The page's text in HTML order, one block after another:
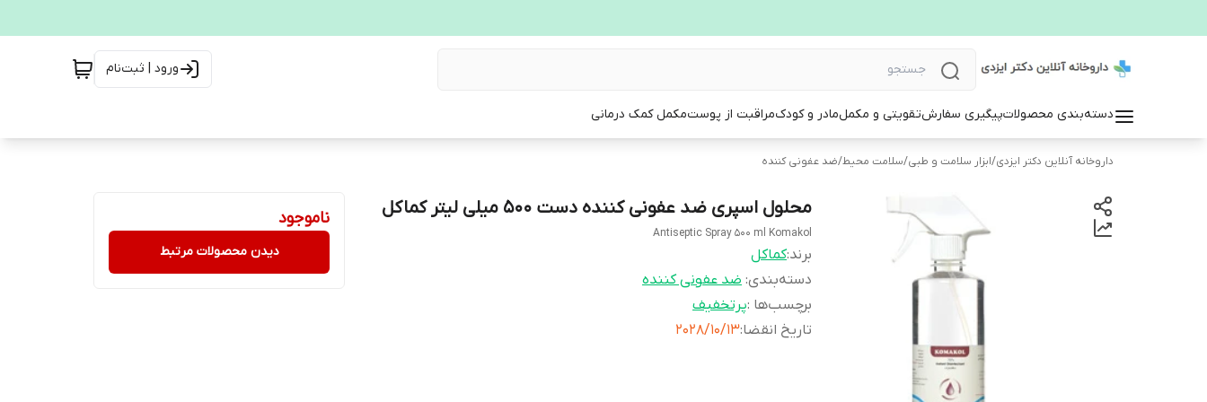
ورود | ثبت‌نام
دسته‌بندی محصولاتپیگیری سفارشتقویتی و مکملمادر و کودکمراقبت از پوستمکمل کمک درمانی
داروخانه آنلاین دکتر ایزدی/ابزار سلامت و طبی/سلامت محیط/ضد عفونی کننده
محلول اسپری ضد عفونی کننده دست 500 میلی لیتر کماکل
Antiseptic Spray 500 ml Komakol
برند:کماکل
دسته‌بندی: ضد عفونی کننده
برچسب‌ها :پرتخفیف
تاریخ انقضا:
2028/10/13
ناموجود
دیدن محصولات مرتبط